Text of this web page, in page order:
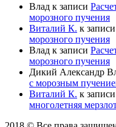
Влад к записи
морозного пучения
Виталий К. к записи
морозного пучения
Влад к записи
морозного пучения
Дикий Александр
с морозным
Виталий К. к записи
многолетняя